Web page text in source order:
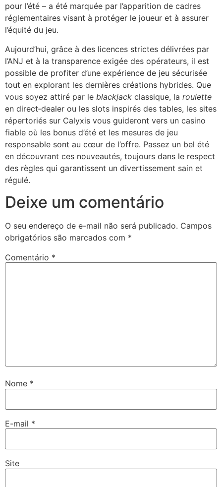
pour l’été – a été marquée par l’apparition de cadres
réglementaires visant à protéger le joueur et à assurer
l’équité du jeu.
Aujourd’hui, grâce à des licences strictes délivrées par
l’ANJ et à la transparence exigée des opérateurs, il est
possible de profiter d’une expérience de jeu sécurisée
tout en explorant les dernières créations hybrides. Que
vous soyez attiré par le blackjack classique, la roulette
en direct‑dealer ou les slots inspirés des tables, les sites
répertoriés sur Calyxis vous guideront vers un casino
fiable où les bonus d’été et les mesures de jeu
responsable sont au cœur de l’offre. Passez un bel été
en découvrant ces nouveautés, toujours dans le respect
des règles qui garantissent un divertissement sain et
régulé.
Deixe um comentário
O seu endereço de e-mail não será publicado. Campos
obrigatórios são marcados com *
Comentário *
Nome *
E-mail *
Site